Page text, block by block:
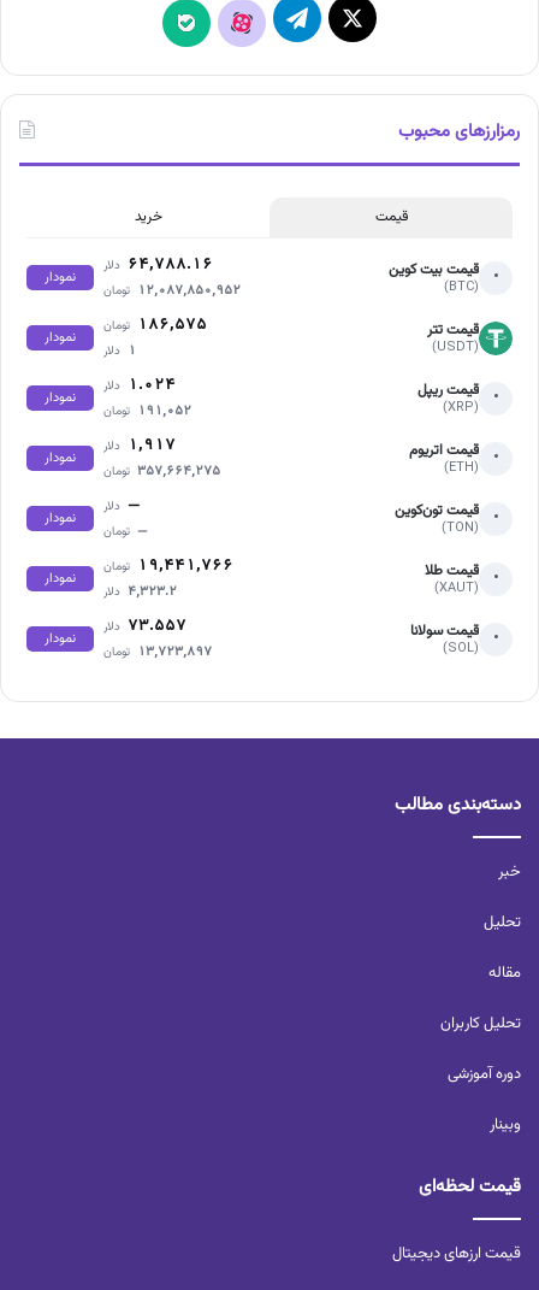
X تلگرام آپارات بله
رمزارزهای محبوب
قیمت خرید
• قیمت بیت کوین
(BTC)
۶۴,۷۸۸.۱۶ دلار
۱۲,۰۸۷,۸۵۰,۹۵۲ تومان
نمودار
قیمت تتر
(USDT)
۱۸۶,۵۷۵ تومان
۱ دلار
نمودار
• قیمت ریپل
(XRP)
۱.۰۲۴ دلار
۱۹۱,۰۵۲ تومان
نمودار
• قیمت اتریوم
(ETH)
۱,۹۱۷ دلار
۳۵۷,۶۶۴,۲۷۵ تومان
نمودار
• قیمت تون‌کوین
(TON)
— دلار
— تومان
نمودار
• قیمت طلا
(XAUT)
۱۹,۴۴۱,۷۶۶ تومان
۴,۳۲۳.۲ دلار
نمودار
• قیمت سولانا
(SOL)
۷۳.۵۵۷ دلار
۱۳,۷۲۳,۸۹۷ تومان
نمودار
دسته‌بندی مطالب
خبر
تحلیل‌
مقاله
تحلیل کاربران‌
دوره آموزشی
وبینار
قیمت لحظه‌ای
قیمت ارزهای دیجیتال